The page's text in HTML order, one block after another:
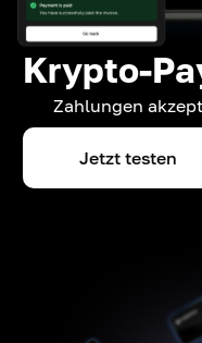
Krypto-
Zahlungen
Jetzt testen